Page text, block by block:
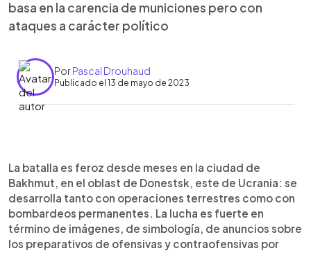
basa en la carencia de municiones pero con
ataques a carácter político
PorPascal Drouhaud
Publicado el 13 de mayo de 2023
► Escuchar artículo
La batalla es feroz desde meses en la ciudad de
Bakhmut, en el oblast de Donestsk, este de Ucrania: se
desarrolla tanto con operaciones terrestres como con
bombardeos permanentes. La lucha es fuerte en
término de imágenes, de simbología, de anuncios sobre
los preparativos de ofensivas y contraofensivas por